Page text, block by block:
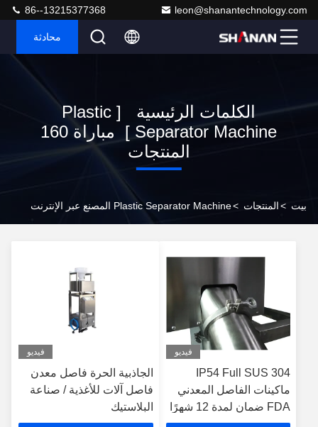
leon@shanantechnology.com
86--13215377368
محادثة
الكلمات الرئيسية [ Plastic
Separator Machine ] مباراة 160
المنتجات
بيت >المنتجات >Plastic Separator Machine المصنع عبر الإنترنت
فيديو
IP54 Full SUS 304
ماكينات الفاصل المعدني
FDA ضمان لمدة 12 شهرًا
فيديو
الجاذبية الحرة فاصل معدن
فاصل آلات للأغذية / صناعة
البلاستيك